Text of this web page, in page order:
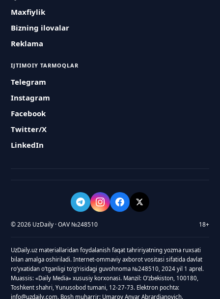
Maxfiylik
Bizning ilovalar
Reklama
IJTIMOIY TARMOQLAR
Telegram
Instagram
Facebook
Twitter/X
LinkedIn
© 2026 UzDaily · OAV №248510 18+
UzDaily.uz materiallaridan foydalanish faqat tahririyatning yozma ruxsati
bilan amalga oshiriladi. Internet-ommaviy axborot vositasi sifatida davlat
roʻyxatidan oʻtganligi toʻgʻrisidagi guvohnoma №248510, 2024 yil 1 aprel.
Muassis: «Daily Media» xususiy korxonasi. Manzil: Oʻzbekiston, 100180,
Toshkent shahri, Yunusobod tumani, 12-27-73. Elektron pochta:
info@uzdaily.com. Bosh muharrir: Umarov Anvar Abrardjanovich.